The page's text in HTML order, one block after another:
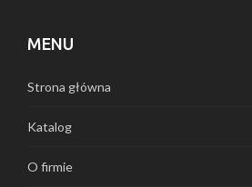
MENU
Strona główna
Katalog
O firmie